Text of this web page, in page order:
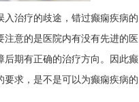
治疗的歧途，错过癫痫疾病的
意的是医院内有没有先进的医
后期有正确的治疗方向。因此癫
求，是不是可以为癫痫疾病的